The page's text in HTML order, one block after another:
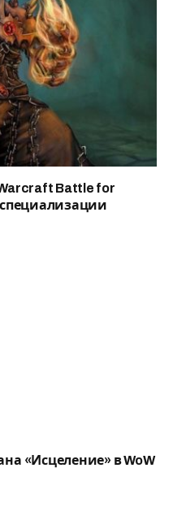
Battle for
«Исцеление» в WoW